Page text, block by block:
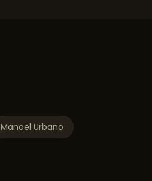
Manoel Urbano